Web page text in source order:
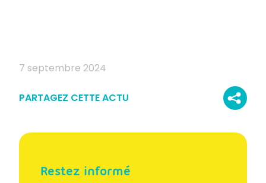
Restez informé
7 septembre 2024
PARTAGEZ CETTE ACTU